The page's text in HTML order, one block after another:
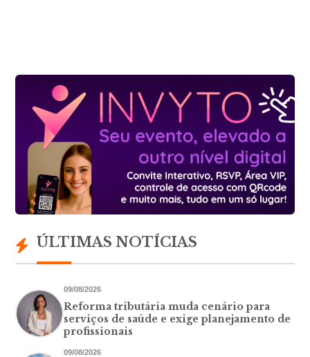
ÚLTIMAS NOTÍCIAS
09/08/2026
Reforma tributária muda cenário para
serviços de saúde e exige planejamento de
profissionais
09/08/2026